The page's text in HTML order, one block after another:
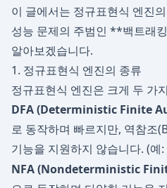
이 글에서는 정규표현식 엔진
성능 문제의 주범인 **백트래
알아보겠습니다.
1. 정규표현식 엔진의 종류
정규표현식 엔진은 크게 두 가
DFA (Deterministic Finite
로 동작하며 빠르지만, 역참조
기능을 지원하지 않습니다. (예:
NFA (Nondeterministic